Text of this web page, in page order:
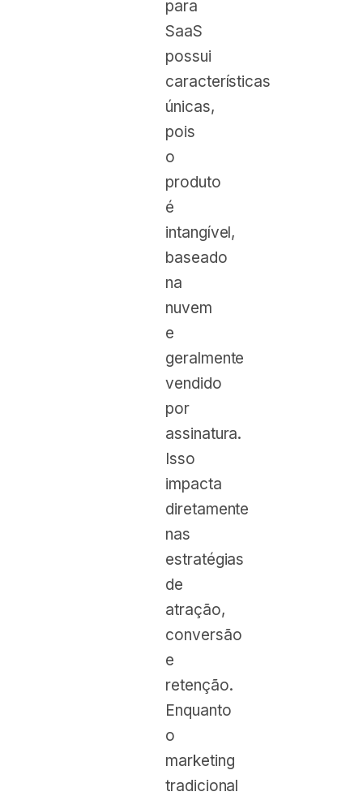
para
SaaS
possui
características
únicas,
pois
o
produto
é
intangível,
baseado
na
nuvem
e
geralmente
vendido
por
assinatura.
Isso
impacta
diretamente
nas
estratégias
de
atração,
conversão
e
retenção.
Enquanto
o
marketing
tradicional